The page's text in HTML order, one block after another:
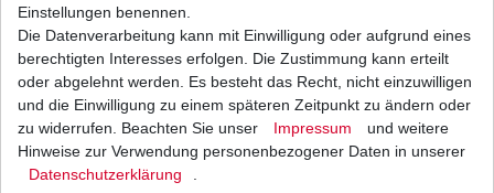
1 Stück
Marken Batterie YTX9-BS Honda CBR 600 F
PC19 PC23 PC31 PC35 1987-2000
UVP 36,76 €
Einstellungen benennen.
Die Datenverarbeitung kann mit Einwilligung oder aufgrund eines
berechtigten Interesses erfolgen. Die Zustimmung kann erteilt
oder abgelehnt werden. Es besteht das Recht, nicht einzuwilligen
und die Einwilligung zu einem späteren Zeitpunkt zu ändern oder
zu widerrufen. Beachten Sie unser
Impressum
und weitere
Hinweise zur Verwendung personenbezogener Daten in unserer
Daten­schutz­erklärung